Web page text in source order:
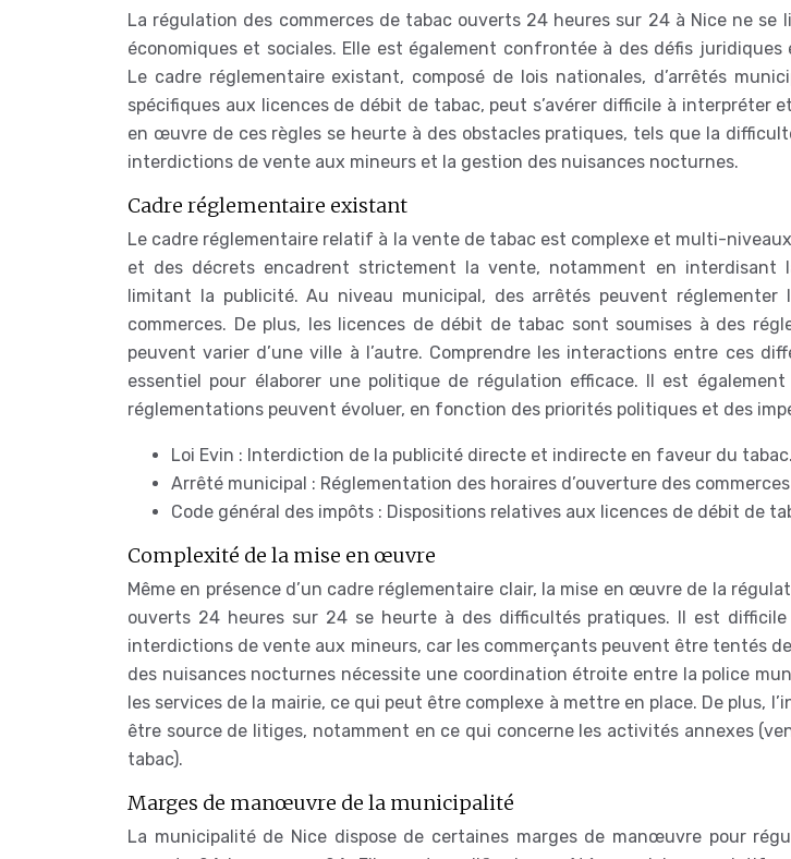
La régulation des commerces de tabac ouverts 24 heures sur 24 à Nice ne se
économiques et sociales. Elle est également confrontée à des défis
Le cadre réglementaire existant, composé de lois nationales, d’arrêtés
spécifiques aux licences de débit de tabac, peut s’avérer difficile à interpréter
en œuvre de ces règles se heurte à des obstacles pratiques, tels que la
interdictions de vente aux mineurs et la gestion des nuisances nocturnes.
Cadre réglementaire existant
Le cadre réglementaire relatif à la vente de tabac est complexe et multi-
et des décrets encadrent strictement la vente, notamment en interdisant
limitant la publicité. Au niveau municipal, des arrêtés peuvent réglementer
commerces. De plus, les licences de débit de tabac sont soumises à des
peuvent varier d’une ville à l’autre. Comprendre les interactions entre ces
essentiel pour élaborer une politique de régulation efficace. Il est
réglementations peuvent évoluer, en fonction des priorités politiques et des
Loi Evin : Interdiction de la publicité directe et indirecte en faveur du tabac.
Arrêté municipal : Réglementation des horaires d’ouverture des commerces
Code général des impôts : Dispositions relatives aux licences de débit de
Complexité de la mise en œuvre
Même en présence d’un cadre réglementaire clair, la mise en œuvre de la
ouverts 24 heures sur 24 se heurte à des difficultés pratiques. Il est
interdictions de vente aux mineurs, car les commerçants peuvent être tentés
des nuisances nocturnes nécessite une coordination étroite entre la police
les services de la mairie, ce qui peut être complexe à mettre en place. De plus,
être source de litiges, notamment en ce qui concerne les activités annexes
tabac).
Marges de manœuvre de la municipalité
La municipalité de Nice dispose de certaines marges de manœuvre pour